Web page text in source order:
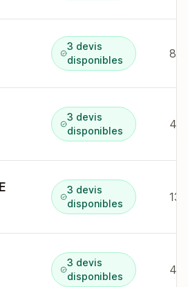
3 devis
disponibles
8 r
3 devis
disponibles
43
3 devis
disponibles
3 devis
disponibles
43